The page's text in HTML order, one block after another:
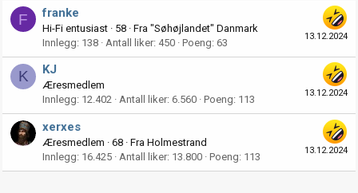
F
13.12.2024
franke
Hi-Fi entusiast · 58 · Fra "Søhøjlandet" Danmark
Innlegg 138 Antall liker 450 Poeng 63
K
13.12.2024
KJ
Æresmedlem
Innlegg 12.402 Antall liker 6.560 Poeng 113
13.12.2024
xerxes
Æresmedlem · 68 · Fra Holmestrand
Innlegg 16.425 Antall liker 13.800 Poeng 113